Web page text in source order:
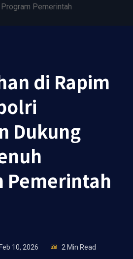
Pemerintah
di Rapim
Dukung
Pemerintah
Feb 10, 2026 2 Min Read